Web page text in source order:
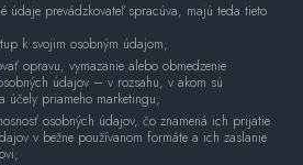
údaje prevádzkovateľ spracúva, majú teda tieto
k svojim osobným údajom;
opravu, vymazanie alebo obmedzenie
údajov – v rozsahu, v akom sú
účely priameho marketingu;
osobných údajov, čo znamená ich prijatie
v bežne používanom formáte a ich zaslanie